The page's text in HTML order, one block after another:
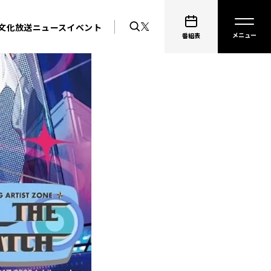
化放送ニュースイベント
番組表